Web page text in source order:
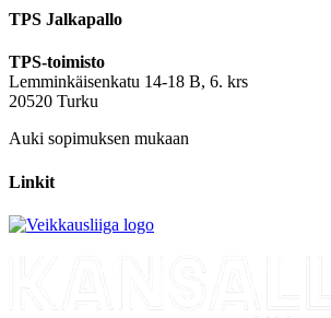
TPS Jalkapallo
TPS-toimisto
Lemminkäisenkatu 14-18 B, 6. krs
20520 Turku
Auki sopimuksen mukaan
Linkit